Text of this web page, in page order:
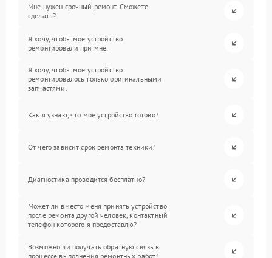
Мне нужен срочный ремонт. Сможете
сделать?
Я хочу, чтобы мое устройство
ремонтировали при мне.
Я хочу, чтобы мое устройство
ремонтировалось только оригинальными
запчастями.
Как я узнаю, что мое устройство готово?
От чего зависит срок ремонта техники?
Диагностика проводится бесплатно?
Может ли вместо меня принять устройство
после ремонта другой человек, контактный
телефон которого я предоставлю?
Возможно ли получать обратную связь в
процессе выполнения ремонтных работ?